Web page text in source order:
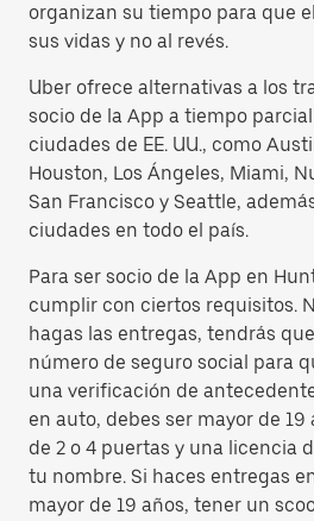
organizan su tiempo para que
sus vidas y no al revés.
Uber ofrece alternativas a los
socio de la App a tiempo
ciudades de EE. UU., como
Houston, Los Ángeles, Miami,
San Francisco y Seattle,
ciudades en todo el país.
Para ser socio de la App en
cumplir con ciertos requisitos.
hagas las entregas, tendrás
número de seguro social para
una verificación de
en auto, debes ser mayor de
de 2 o 4 puertas y una licencia
tu nombre. Si haces entregas
mayor de 19 años, tener un